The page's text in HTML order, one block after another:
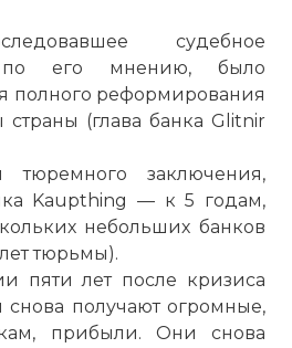
судебное
по его мнению, было
полного реформирования
(глава банка Glitnir
заключения,
Kaupthing — к 5 годам,
небольших банков
тюрьмы).
пяти лет после кризиса
получают огромные,
прибыли. Они снова